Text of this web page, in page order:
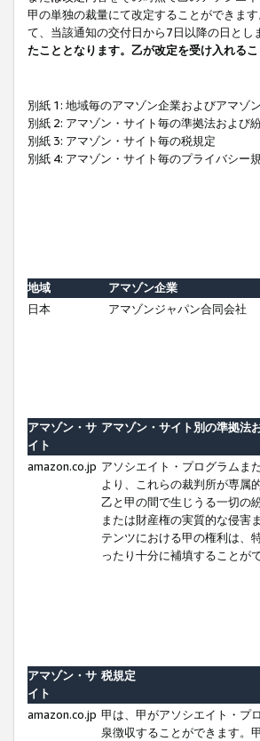
甲の単独の裁量にて改定することができま
て、当該通知の交付日から7日以降の日とし
たこととなります。乙が改定を受け入れる
別紙 1: 地域毎のアマゾン企業およびアマゾ
別紙 2: アマゾン・サイト毎の準拠法および
別紙 3: アマゾン・サイト毎の税規定
別紙 4: アマゾン・サイト毎のプライバシー
地域
アマゾン企業
日本
アマゾンジャパン合同会社
アマゾン・サ
イト
アマゾン・サイト別の準拠法
amazon.co.jp アソシエイト・プログラムま
より、これらの裁判所が専属
乙と甲の間で生じうる一切の
または財産権の実質的な侵害
テンツにおける甲の権利は、
ったり十分に補填することが
アマゾン・サ
イト
税規定
amazon.co.jp 甲は、甲がアソシエイト・プ
泉徴収することができます。